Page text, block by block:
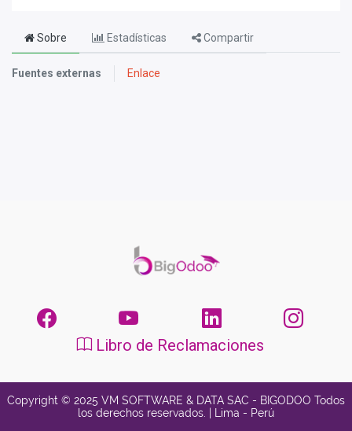
Sobre Estadísticas Compartir
Fuentes externas Enlace
Libro de Reclamaciones
Copyright © 2025 VM SOFTWARE & DATA SAC - BIGODOO Todos
los derechos reservados. | Lima - Perú